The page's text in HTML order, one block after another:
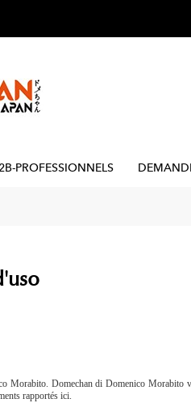
PROFESSIONNELS
Domechan di Domenico Morabito
rapportés ici.